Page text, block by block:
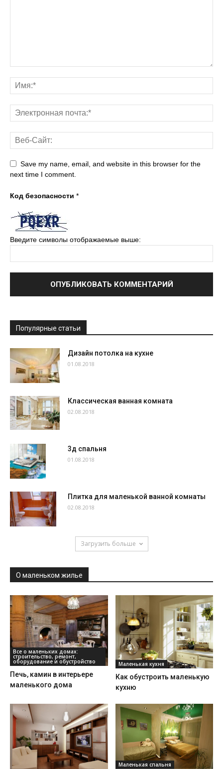
Save my name, email, and website in this browser for the
next time I comment.
Код безопасности *
Введите символы отображаемые выше:
Популярные статьи
Дизайн потолка на кухне
01.08.2018
Классическая ванная комната
02.08.2018
3д спальня
01.08.2018
Плитка для маленькой ванной комнаты
02.08.2018
Загрузить больше
О маленьком жилье
Все о маленьких домах:
строительство, ремонт,
оборудование и обустройство
Печь, камин в интерьере
маленького дома
Маленькая кухня
Как обустроить маленькую
кухню
Маленькая спальня